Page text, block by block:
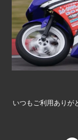
いつもご利用ありが